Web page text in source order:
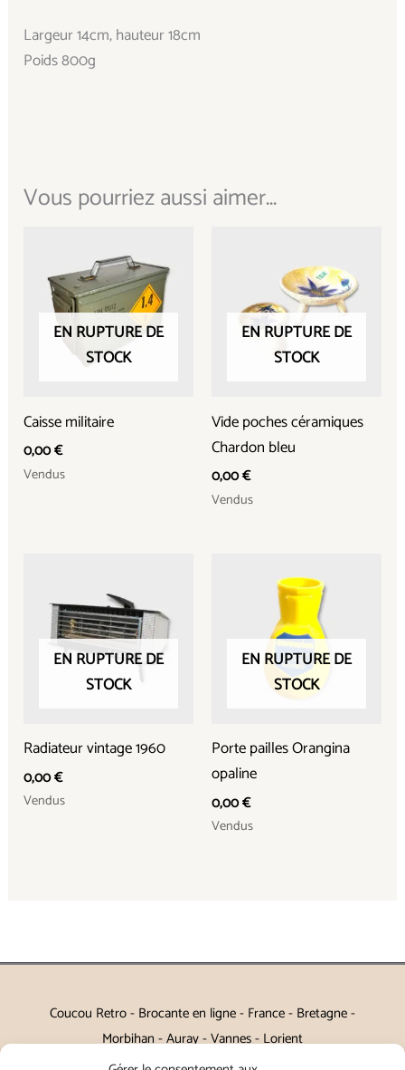
Largeur 14cm, hauteur 18cm
Poids 800g
Vous pourriez aussi aimer...
EN RUPTURE DE
STOCK
Caisse militaire
0,00€
Vendus
EN RUPTURE DE
STOCK
Vide poches céramiques
Chardon bleu
0,00€
Vendus
EN RUPTURE DE
STOCK
Radiateur vintage 1960
0,00€
Vendus
EN RUPTURE DE
STOCK
Porte pailles Orangina
opaline
0,00€
Vendus
Coucou Retro - Brocante en ligne - France - Bretagne -
Morbihan - Auray - Vannes - Lorient